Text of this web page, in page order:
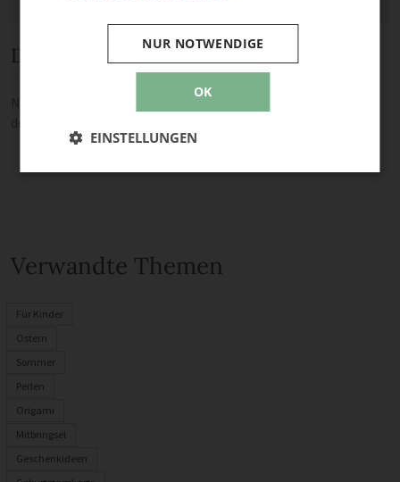
Diskussion
Verwandte Themen
Für Kinder
Ostern
Sommer
Perlen
Origami
Mitbringsel
Geschenkideen
OK
NUR NOTWENDIGE
EINSTELLUNGEN